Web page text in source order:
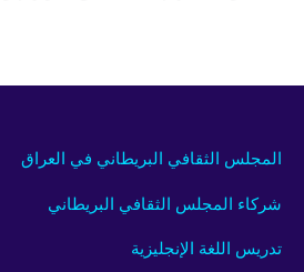
المجلس الثقافي البريطاني في العراق
شركاء المجلس الثقافي البريطاني
تدريس اللغة الإنجليزية